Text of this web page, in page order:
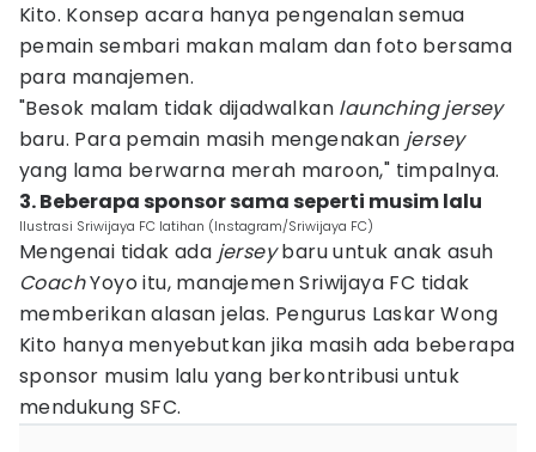
Kito. Konsep acara hanya pengenalan semua
pemain sembari makan malam dan foto bersama
para manajemen.
"Besok malam tidak dijadwalkan launching jersey
baru. Para pemain masih mengenakan jersey
yang lama berwarna merah maroon," timpalnya.
3. Beberapa sponsor sama seperti musim lalu
Ilustrasi Sriwijaya FC latihan (Instagram/Sriwijaya FC)
Mengenai tidak ada jerseybaru untuk anak asuh
CoachYoyo itu, manajemen Sriwijaya FC tidak
memberikan alasan jelas. Pengurus Laskar Wong
Kito hanya menyebutkan jika masih ada beberapa
sponsor musim lalu yang berkontribusi untuk
mendukung SFC.